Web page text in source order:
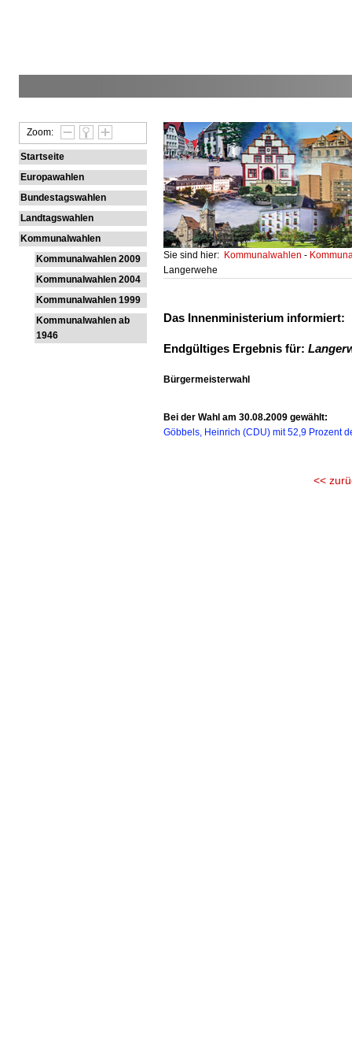
Zoom:
Startseite
Europawahlen
Bundestagswahlen
Landtagswahlen
Kommunalwahlen
Kommunalwahlen 2009
Kommunalwahlen 2004
Kommunalwahlen 1999
Kommunalwahlen ab
1946
Sie sind hier: Kommunalwahlen-
Langerwehe
Das Innenministerium informiert:
Endgültiges Ergebnis für:
Bürgermeisterwahl
Bei der Wahl am 30.08.2009 gewählt:
Göbbels, Heinrich (CDU) mit 52,9 Prozent
<<